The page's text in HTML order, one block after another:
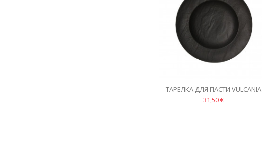
ТАРЕЛКА ДЛЯ ПАСТИ VULCANIA
29СМ
31,50 €